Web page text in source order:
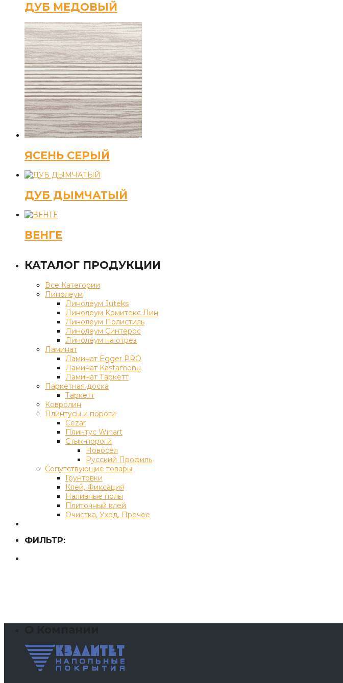
ДУБ МЕДОВЫЙ
ЯСЕНЬ СЕРЫЙ
ДУБ ДЫМЧАТЫЙ
ВЕНГЕ
КАТАЛОГ ПРОДУКЦИИ
Все Категории
Линолеум
Линолеум Juteks
Линолеум Комитекс Лин
Линолеум Полистиль
Линолеум Синтерос
Линолеум на отрез
Ламинат
Ламинат Egger PRO
Ламинат Kastamonu
Ламинат Таркетт
Паркетная доска
Таркетт
Ковролин
Плинтусы и пороги
Cezar
Плинтус Winart
Стык-пороги
Новосел
Русский Профиль
Сопутствующие товары
Грунтовки
Клей, Фиксация
Наливные полы
Плиточный клей
Очистка, Уход, Прочее
ФИЛЬТР: